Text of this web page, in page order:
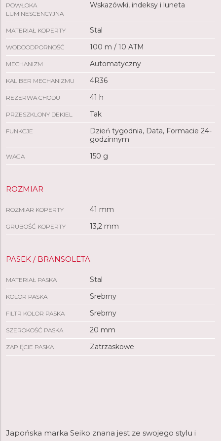
POWŁOKA
LUMINESCENCYJNA
Wskazówki, indeksy i luneta
MATERIAŁ KOPERTY Stal
WODOODPORNOŚĆ 100 m / 10 ATM
MECHANIZM Automatyczny
KALIBER MECHANIZMU 4R36
REZERWA CHODU 41 h
PRZESZKLONY DEKIEL Tak
FUNKCJE
Dzień tygodnia, Data, Formacie 24-
godzinnym
WAGA 150 g
ROZMIAR
ROZMIAR KOPERTY 41 mm
GRUBOŚĆ KOPERTY 13,2 mm
PASEK / BRANSOLETA
MATERIAŁ PASKA Stal
KOLOR PASKA Srebrny
FILTR KOLOR PASKA Srebrny
SZEROKOŚĆ PASKA 20 mm
ZAPIĘCIE PASKA Zatrzaskowe
Japońska marka Seiko znana jest ze swojego stylu i